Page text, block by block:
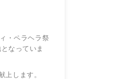
・ペラヘラ祭
なっていま
します。